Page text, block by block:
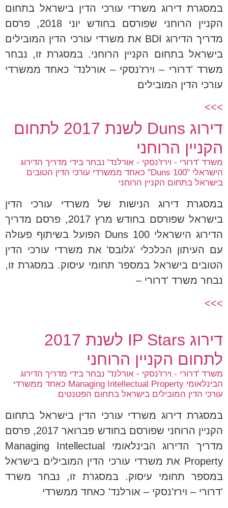
במסגרת דירוג משרדי עורכי הדין בישראל בתחום
הקניין הרוחני שפורסם בחודש יוני 2018, פרסם
מדריך הדירוג BDI את משרדי עורכי הדין המובילים
בישראל בתחום הקניין הרוחני. במסגרת זו, נבחר
משרד 'דרורי – וירז'נסקי – אורלנד' כאחד ממשרדי
עורכי הדין המובילים
>>>
דירוג Duns לשנת 2017 לתחום
הקניין הרוחני
משרד 'דרורי - וירז'נסקי - אורלנד' נבחר בידי מדריך הדירוג
הישראלי "Duns 100" כאחד ממשרדי עורכי הדין הטובים
בישראל בתחום הקניין הרוחני
במסגרת דירוג הנישות של משרדי עורכי הדין
בישראל שפורסם בחודש מרץ 2017, פרסם מדריך
הדירוג הישראלי Duns 100 הפועל בשיתוף פעולה
עם העיתון הכלכלי 'גלובס' את משרדי עורכי הדין
הטובים בישראל במספר תחומי עיסוק. במסגרת זו,
נבחר משרד 'דרורי –
>>>
דירוג IP Stars לשנת 2017
לתחום הקניין הרוחני
משרד 'דרורי - וירז'נסקי - אורלנד' נבחר בידי מדריך הדירוג
הבינלאומי Managing Intellectual Property כאחד ממשרדי
עורכי הדין המובילים בישראל בתחום הפטנטים
במסגרת דירוג משרדי עורכי הדין בישראל בתחום
הקניין הרוחני שפורסם בחודש פברואר 2017, פרסם
מדריך הדירוג הבינלאומי Managing Intellectual
Property את משרדי עורכי הדין המובילים בישראל
במספר תחומי עיסוק. במסגרת זו, נבחר משרד
'דרורי – וירז'נסקי – אורלנד' כאחד ממשרדי